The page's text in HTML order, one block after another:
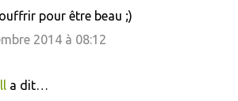
pour être beau ;)
2014 à 08:12
a dit…